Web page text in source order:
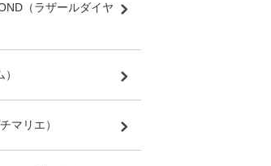
（ラザールダイヤ
マリエ）